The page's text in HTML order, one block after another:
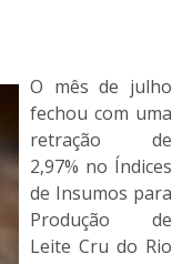
O mês de julho
fechou com uma
retração de
2,97% no Índices
de Insumos para
Produção de
Leite Cru do Rio